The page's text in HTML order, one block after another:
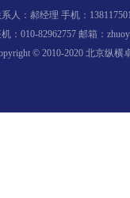
人：郝经理 手机：
：010-82962757 邮箱：
© 2010-2020 北京纵